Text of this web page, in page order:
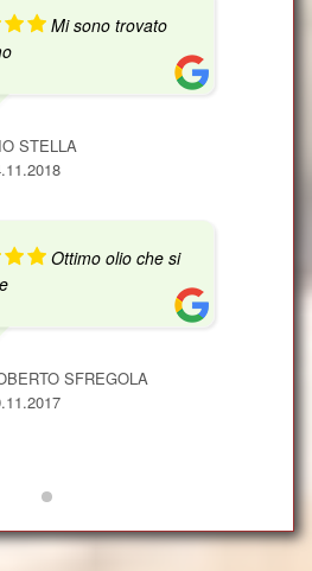
Mi sono trovato
STELLA
Ottimo olio che si
SFREGOLA